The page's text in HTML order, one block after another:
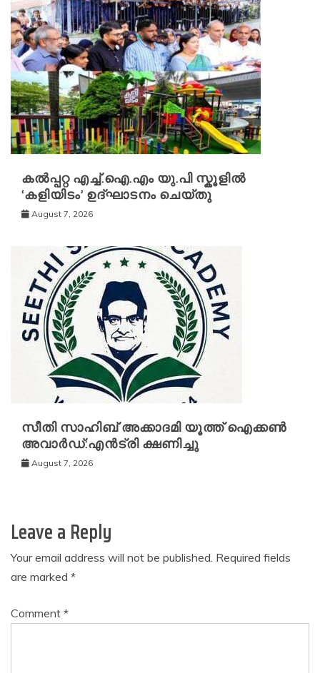
കൽപ്പറ്റ എച്ച്.ഐ.എം യു.പി സ്കൂ‌ളിൽ
‘കളിയിടം’ ഉദ്ഘാടനം ചെയ്തു
August 7, 2026
സീതി സാഹിബ് അക്കാദമി യൂത്ത് ഐക്കൺ
അവാർഡ്:എൻട്രി ക്ഷണിച്ചു
August 7, 2026
Leave a Reply
Your email address will not be published. Required fields
are marked *
Comment *